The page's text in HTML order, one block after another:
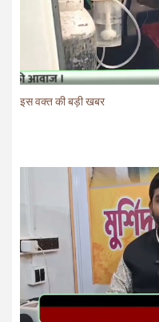
इस वक्त की बड़ी खबर